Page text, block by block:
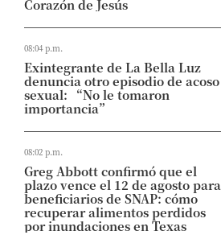
Corazón de Jesús
08:04 p.m.
Exintegrante de La Bella Luz
denuncia otro episodio de acoso
sexual: “No le tomaron
importancia”
08:02 p.m.
Greg Abbott confirmó que el
plazo vence el 12 de agosto para
beneficiarios de SNAP: cómo
recuperar alimentos perdidos
por inundaciones en Texas